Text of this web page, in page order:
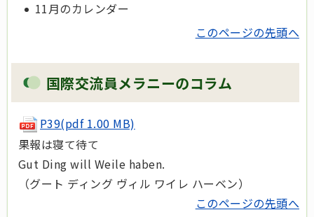
11月のカレンダー
このページの先頭へ
国際交流員メラニーのコラム
P39(pdf 1.00 MB)
果報は寝て待て
Gut Ding will Weile haben.
（グート ディング ヴィル ワイレ ハーベン）
このページの先頭へ